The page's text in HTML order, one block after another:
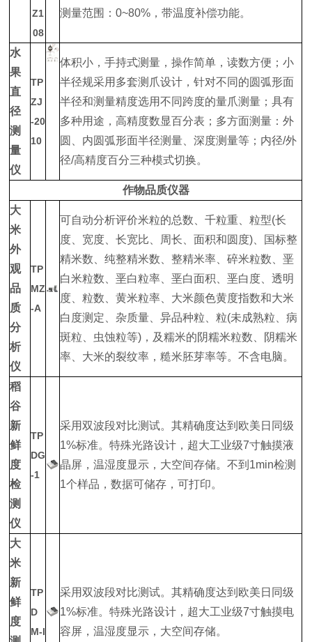
Z1
08
测量范围：0~80%，带温度补偿功能。
水
果
直
径
测
量
仪
TP
ZJ
-20
10
体积小，手持式测量，操作简单，读数方便；小
半径规采用多套测爪设计，针对不同的圆弧形面
半径和测量精度选用不同跨度的量爪测量；具有
多种用途，高精度数显百分表；多方面测量：外
圆、内圆弧形面半径测量、深度测量等；内径/外
径/高精度百分三种模式切换。
作物品质仪器
大
米
外
观
品
质
分
析
仪
TP
MZ
-A
可自动分析评价米粒的总数、千粒重、粒型(长
度、宽度、长宽比、周长、面积和圆度)、国标整
精米数、纯整精米数、整精米率、碎米粒数、垩
白米粒数、垩白粒率、垩白面积、垩白度、透明
度、粒数、黄米粒率、大米颜色黄度指数和大米
白度测定、杂质量、异品种粒、粒(未成熟粒、病
斑粒、虫蚀粒等)，及糯米的阴糯米粒数、阴糯米
率、大米的裂纹率，糙米胚芽率等。不含电脑。
稻
谷
新
鲜
度
检
测
仪
TP
DG
-1
采用双波段对比测试。其精确度达到欧美日同级
1%标准。特殊光路设计，超大工业级7寸触摸液
晶屏，温湿度显示，大空间存储。不到1min检测
1个样品，数据可储存，可打印。
大
米
新
鲜
度
TP
D
M-I
采用双波段对比测试。其精确度达到欧美日同级
1%标准。特殊光路设计，超大工业级7寸触摸电
容屏，温湿度显示，大空间存储。